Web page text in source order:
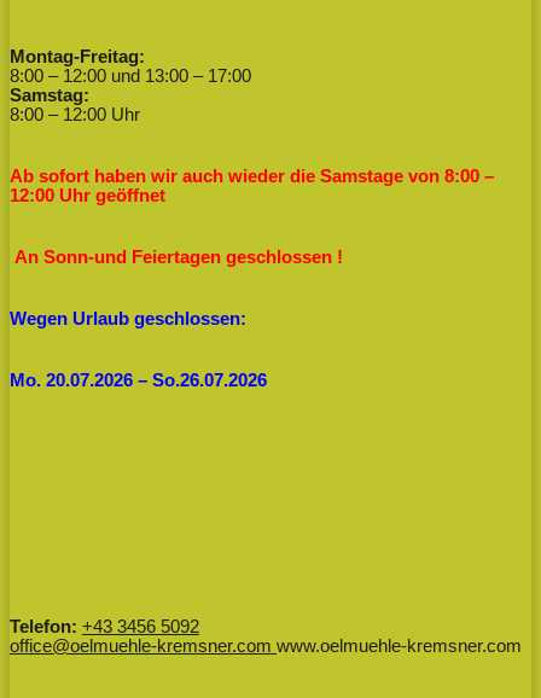
Montag-Freitag:
8:00 – 12:00 und 13:00 – 17:00
Samstag:
8:00 – 12:00 Uhr
Ab sofort haben wir auch wieder die Samstage von 8:00 –
12:00 Uhr geöffnet
An Sonn-und Feiertagen geschlossen !
Wegen Urlaub geschlossen:
Mo. 20.07.2026 – So.26.07.2026
Telefon: +43 3456 5092
office@oelmuehle-kremsner.com www.oelmuehle-kremsner.com